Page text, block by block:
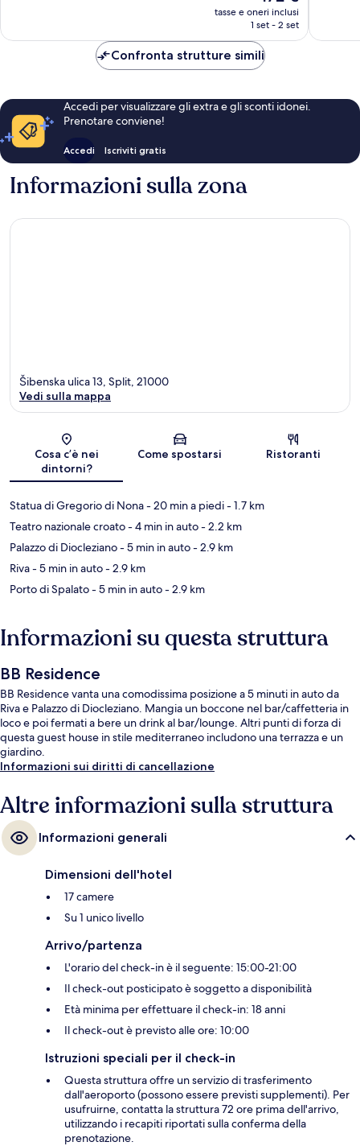
prezzo
attuale
172 €
tasse e oneri inclusi
1 set - 2 set
Confronta strutture simili
Accedi per visualizzare gli extra e gli sconti idonei.
Prenotare conviene!
Accedi Iscriviti gratis
Informazioni sulla zona
Mappa
Šibenska ulica 13, Split, 21000
Vedi sulla mappa
Cosa c’è nei
dintorni?
Come spostarsi Ristoranti
Statua di Gregorio di Nona- 20 min a piedi- 1.7 km
Teatro nazionale croato- 4 min in auto- 2.2 km
Palazzo di Diocleziano- 5 min in auto- 2.9 km
Riva- 5 min in auto- 2.9 km
Porto di Spalato- 5 min in auto- 2.9 km
Informazioni su questa struttura
BB Residence
BB Residence vanta una comodissima posizione a 5 minuti in auto da
Riva e Palazzo di Diocleziano. Mangia un boccone nel bar/caffetteria in
loco e poi fermati a bere un drink al bar/lounge. Altri punti di forza di
questa guest house in stile mediterraneo includono una terrazza e un
giardino.
Informazioni sui diritti di cancellazione
Altre informazioni sulla struttura
Informazioni generali
Dimensioni dell'hotel
17 camere
Su 1 unico livello
Arrivo/partenza
L'orario del check-in è il seguente: 15:00-21:00
Il check-out posticipato è soggetto a disponibilità
Età minima per effettuare il check-in: 18 anni
Il check-out è previsto alle ore: 10:00
Istruzioni speciali per il check-in
Questa struttura offre un servizio di trasferimento
dall'aeroporto (possono essere previsti supplementi). Per
usufruirne, contatta la struttura 72 ore prima dell'arrivo,
utilizzando i recapiti riportati sulla conferma della
prenotazione.